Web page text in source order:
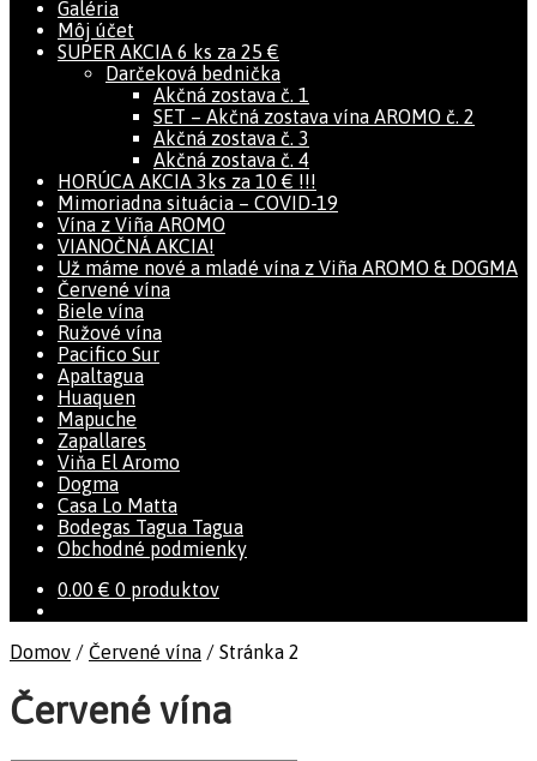
Galéria
Môj účet
SUPER AKCIA 6 ks za 25 €
Darčeková bednička
Akčná zostava č. 1
SET – Akčná zostava vína AROMO č. 2
Akčná zostava č. 3
Akčná zostava č. 4
HORÚCA AKCIA 3ks za 10 € !!!
Mimoriadna situácia – COVID-19
Vína z Viña AROMO
VIANOČNÁ AKCIA!
Už máme nové a mladé vína z Viña AROMO & DOGMA
Červené vína
Biele vína
Ružové vína
Pacifico Sur
Apaltagua
Huaquen
Mapuche
Zapallares
Viňa El Aromo
Dogma
Casa Lo Matta
Bodegas Tagua Tagua
Obchodné podmienky
0.00 € 0 produktov
Domov / Červené vína / Stránka 2
Červené vína